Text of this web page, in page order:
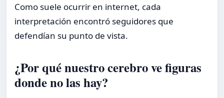
Como suele ocurrir en internet, cada
interpretación encontró seguidores que
defendían su punto de vista.
¿Por qué nuestro cerebro ve figuras
donde no las hay?